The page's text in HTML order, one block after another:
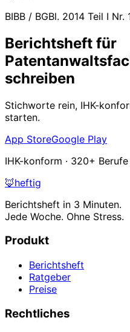
BIBB / BGBl. 2014 Teil I Nr.
Berichtsheft für
schreiben
Stichworte rein, IHK-
starten.
App StoreGoogle Play
IHK-konform · 320+ Berufe
🦊heftig
Berichtsheft in 3 Minuten.
Jede Woche. Ohne Stress.
Produkt
Berichtsheft
Ratgeber
Preise
Rechtliches